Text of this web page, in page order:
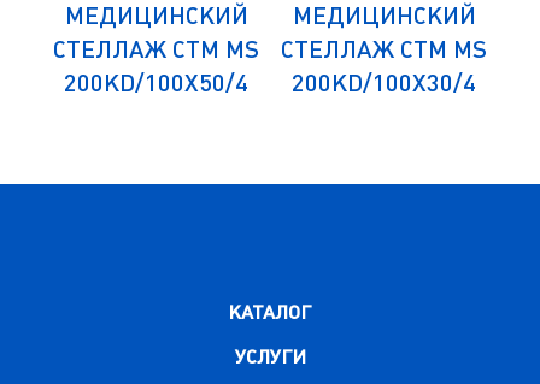
МЕДИЦИНСКИЙ
СТЕЛЛАЖ СТМ MS
200KD/100Х50/4
МЕДИЦИНСКИЙ
СТЕЛЛАЖ СТМ MS
200KD/100Х30/4
КАТАЛОГ
УСЛУГИ